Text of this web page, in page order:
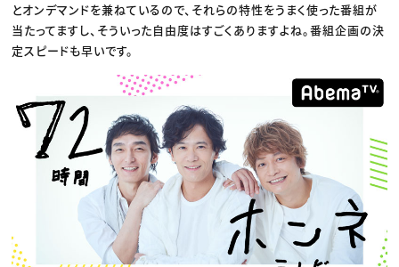
とオンデマンドを兼ねているので、それらの特性をうまく使った番組が
当たってますし、そういった自由度はすごくありますよね。番組企画の決
定スピードも早いです。